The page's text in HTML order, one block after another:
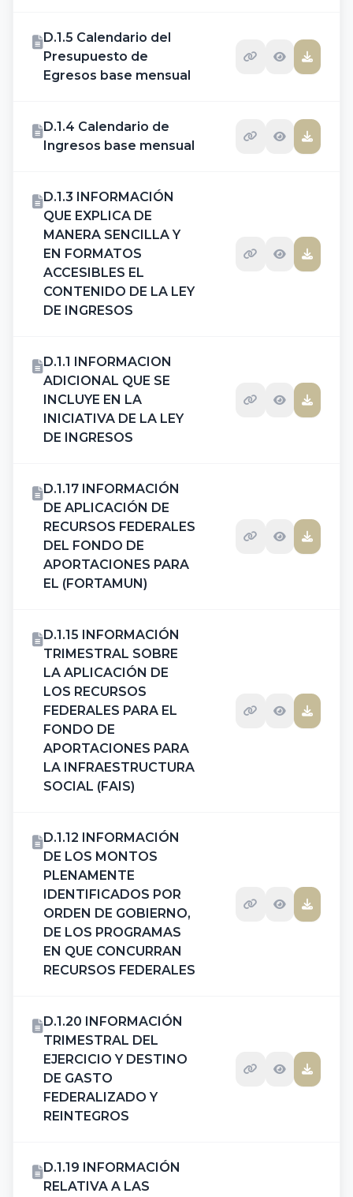
D.1.5 Calendario del
Presupuesto de
Egresos base mensual
D.1.4 Calendario de
Ingresos base mensual
D.1.3 INFORMACIÓN
QUE EXPLICA DE
MANERA SENCILLA Y
EN FORMATOS
ACCESIBLES EL
CONTENIDO DE LA LEY
DE INGRESOS
D.1.1 INFORMACION
ADICIONAL QUE SE
INCLUYE EN LA
INICIATIVA DE LA LEY
DE INGRESOS
D.1.17 INFORMACIÓN
DE APLICACIÓN DE
RECURSOS FEDERALES
DEL FONDO DE
APORTACIONES PARA
EL (FORTAMUN)
D.1.15 INFORMACIÓN
TRIMESTRAL SOBRE
LA APLICACIÓN DE
LOS RECURSOS
FEDERALES PARA EL
FONDO DE
APORTACIONES PARA
LA INFRAESTRUCTURA
SOCIAL (FAIS)
D.1.12 INFORMACIÓN
DE LOS MONTOS
PLENAMENTE
IDENTIFICADOS POR
ORDEN DE GOBIERNO,
DE LOS PROGRAMAS
EN QUE CONCURRAN
RECURSOS FEDERALES
D.1.20 INFORMACIÓN
TRIMESTRAL DEL
EJERCICIO Y DESTINO
DE GASTO
FEDERALIZADO Y
REINTEGROS
D.1.19 INFORMACIÓN
RELATIVA A LAS